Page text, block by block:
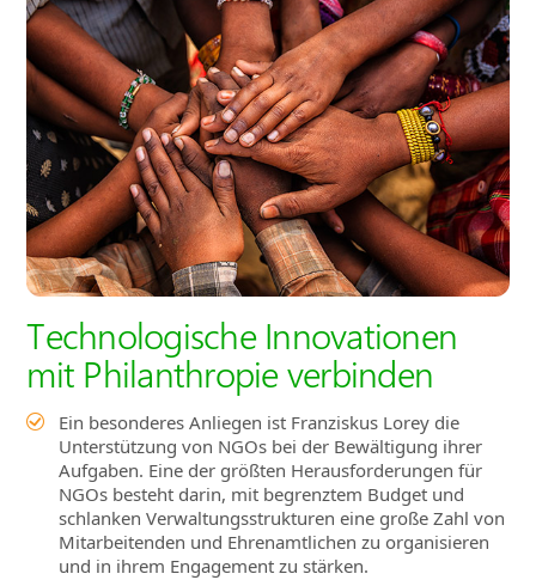
Technologische Innovationen
mit Philanthropie verbinden
Ein besonderes Anliegen ist Franziskus Lorey die
Unterstützung von NGOs bei der Bewältigung ihrer
Aufgaben. Eine der größten Herausforderungen für
NGOs besteht darin, mit begrenztem Budget und
schlanken Verwaltungsstrukturen eine große Zahl von
Mitarbeitenden und Ehrenamtlichen zu organisieren
und in ihrem Engagement zu stärken.